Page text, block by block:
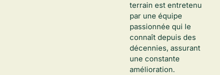
terrain est entretenu
par une équipe
passionnée qui le
connaît depuis des
décennies, assurant
une constante
amélioration.